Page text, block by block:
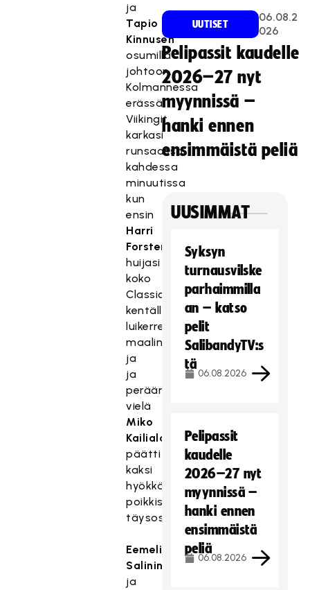
ja
Tapio
Kinnusen
osumilla
johtoon.
Kolmannessa
erässä
Viikingit
karkasi
runsaassa
kahdessa
minuutissa
kun
ensin
Harri
Forsten
huijasi
koko
Classicin
kentällisen
luikerrellen
maalintekoon
ja
ja
perään
vielä
Miko
Kailiala
päätti
kaksi
hyökkäystä
poikkisyötöistä
täysosumiin.
Eemeli
Salinin
ja
UUTISET
06.08.2
026
Pelipassit kaudelle
2026–27 nyt
myynnissä –
hanki ennen
ensimmäistä peliä
UUSIMMAT
Syksyn
turnausvilske
parhaimmilla
an – katso
pelit
SalibandyTV:s
tä
06.08.2026
Pelipassit
kaudelle
2026–27 nyt
myynnissä –
hanki ennen
ensimmäistä
peliä
06.08.2026